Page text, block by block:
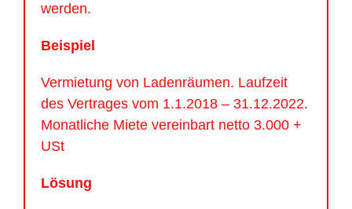
werden.
Beispiel
Vermietung von Ladenräumen. Laufzeit
des Vertrages vom 1.1.2018 – 31.12.2022.
Monatliche Miete vereinbart netto 3.000 +
USt
Lösung